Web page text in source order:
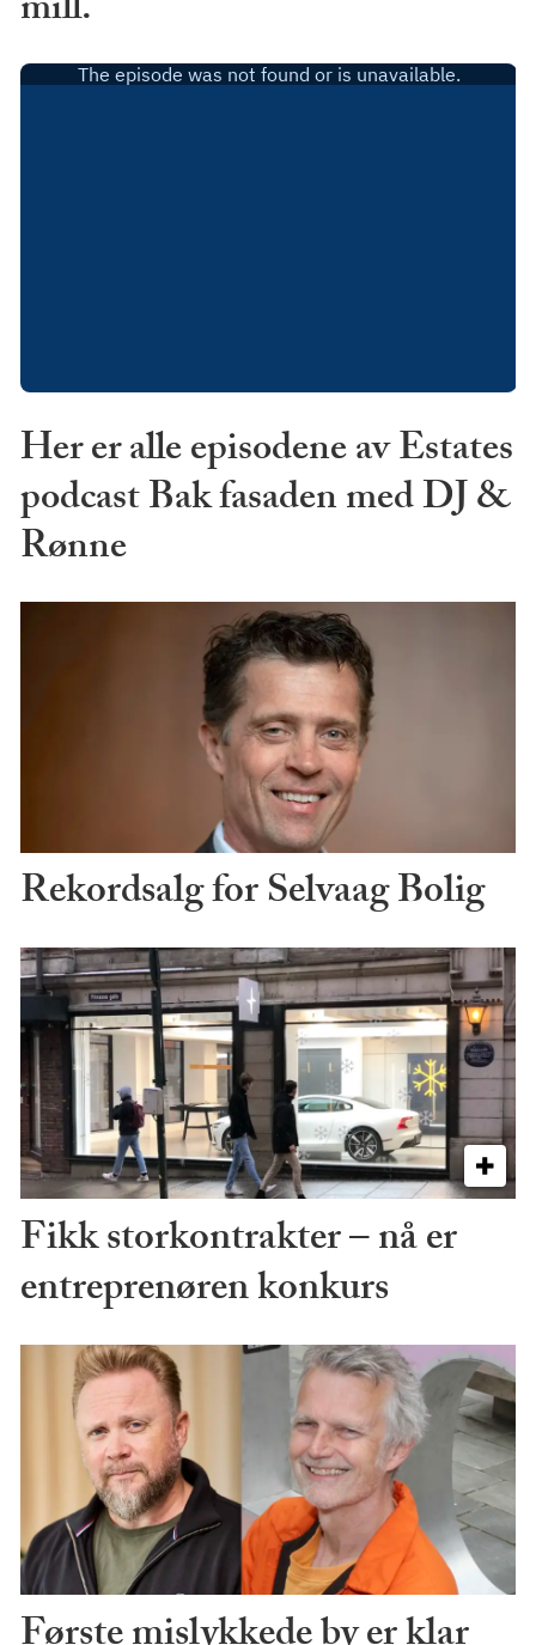
Her er alle episodene av Estates
podcast Bak fasaden med DJ &
Rønne
Rekordsalg for Selvaag Bolig
Fikk storkontrakter – nå er
entreprenøren konkurs